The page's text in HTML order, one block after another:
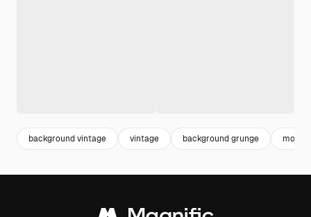
background vintage vintage background grunge